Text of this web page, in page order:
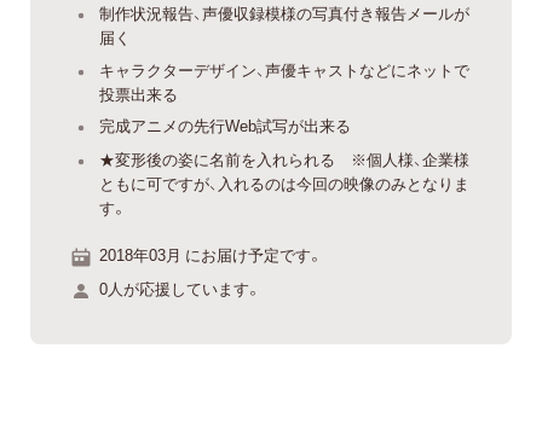
制作状況報告、声優収録模様の写真付き報告メールが
届く
キャラクターデザイン、声優キャストなどにネットで
投票出来る
完成アニメの先行Web試写が出来る
★変形後の姿に名前を入れられる ※個人様、企業様
ともに可ですが、入れるのは今回の映像のみとなりま
す。
2018年03月 にお届け予定です。
0人が応援しています。